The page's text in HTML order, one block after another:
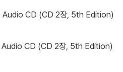
CD (CD 2장, 5th Edition)
CD (CD 2장, 5th Edition)